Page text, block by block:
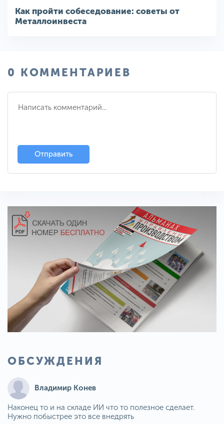
Как пройти собеседование: советы от
Металлоинвеста
0 КОММЕНТАРИЕВ
Отправить
ОБСУЖДЕНИЯ
Владимир Конев
Наконец то и на складе ИИ что то полезное сделает.
Нужно побыстрее это все внедрять